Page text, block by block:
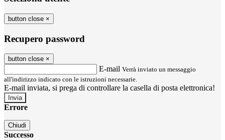
button close ×
Recupero password
button close ×
E-mail Verrà inviato un messaggio
all'indirizzo indicato con le istruzioni necessarie.
E-mail inviata, si prega di controllare la casella di posta elettronica!
Errore
Chiudi
Successo